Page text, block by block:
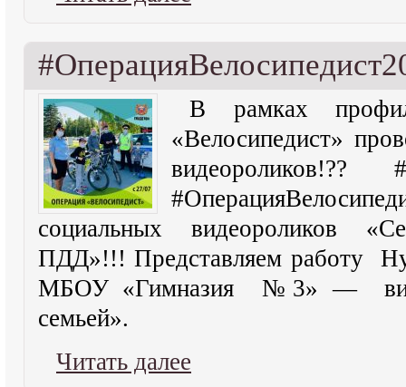
В рамках
«Велосипедист»
видеороликов!??
социальных видеороликов
ПДД»!!! Представляем работу
МБОУ «Гимназия №3» —
семьей».
Читать далее